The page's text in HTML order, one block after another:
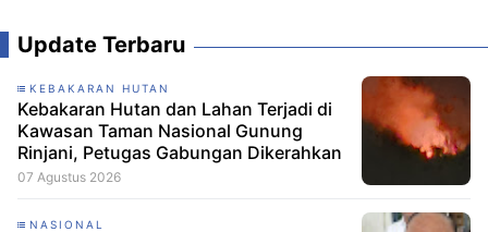
Update Terbaru
KEBAKARAN HUTAN
Kebakaran Hutan dan Lahan Terjadi di
Kawasan Taman Nasional Gunung
Rinjani, Petugas Gabungan Dikerahkan
07 Agustus 2026
NASIONAL